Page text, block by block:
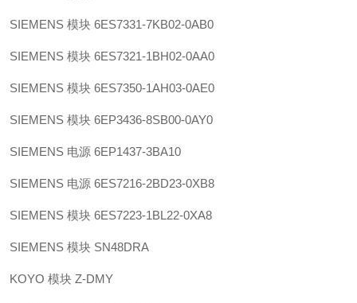
SIEMENS 模块 6ES7331-7KB02-0AB0
SIEMENS 模块 6ES7321-1BH02-0AA0
SIEMENS 模块 6ES7350-1AH03-0AE0
SIEMENS 模块 6EP3436-8SB00-0AY0
SIEMENS 电源 6EP1437-3BA10
SIEMENS 电源 6ES7216-2BD23-0XB8
SIEMENS 模块 6ES7223-1BL22-0XA8
SIEMENS 模块 SN48DRA
KOYO 模块 Z-DMY